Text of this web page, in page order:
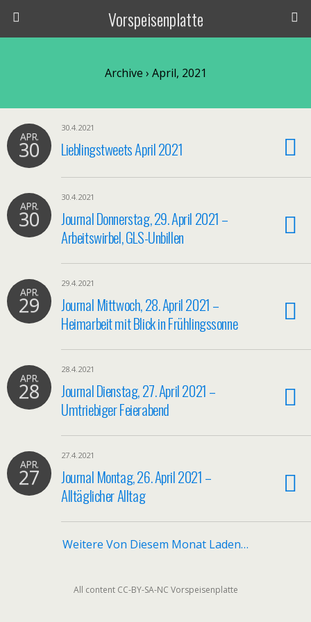
Vorspeisenplatte
Archive › April, 2021
APR.
30
30.4.2021
Lieblingstweets April 2021
APR.
30
30.4.2021
Journal Donnerstag, 29. April 2021 –
Arbeitswirbel, GLS-Unbillen
APR.
29
29.4.2021
Journal Mittwoch, 28. April 2021 –
Heimarbeit mit Blick in Frühlingssonne
APR.
28
28.4.2021
Journal Dienstag, 27. April 2021 –
Umtriebiger Feierabend
APR.
27
27.4.2021
Journal Montag, 26. April 2021 –
Alltäglicher Alltag
Weitere Von Diesem Monat Laden…
All content CC-BY-SA-NC Vorspeisenplatte